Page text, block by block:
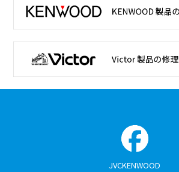
JVCKENWOOD